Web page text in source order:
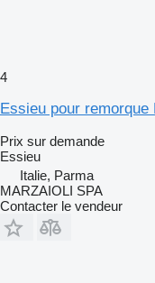
4
Essieu pour remorque
Prix sur demande
Essieu
Italie, Parma
MARZAIOLI SPA
Contacter le vendeur